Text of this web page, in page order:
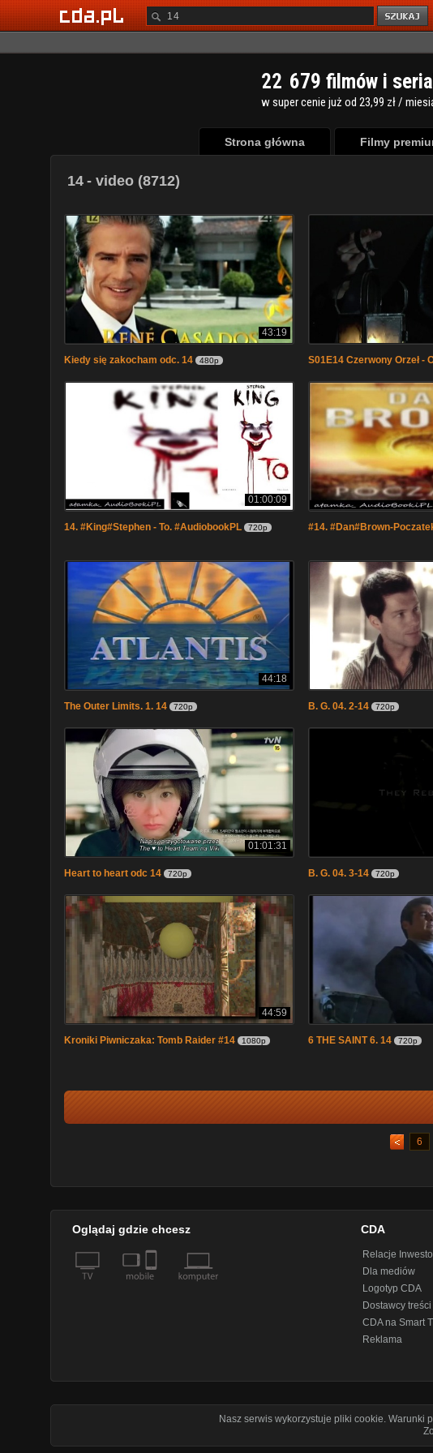
22 679 filmów i
w super cenie już od 23,99 zł /
Strona główna Filmy
14 - video (8712)
43:19
Kiedy się zakocham odc. 14 480p S01E14 Czerwony Orzeł -
01:00:09
14. #King#Stephen - To. #AudiobookPL 720p #14. #Dan#Brown-
44:18
The Outer Limits. 1. 14 720p B. G. 04. 2-14 720p
01:01:31
Heart to heart odc 14 720p B. G. 04. 3-14 720p
44:59
Kroniki Piwniczaka: Tomb Raider #14 1080p 6 THE SAINT 6. 14 720p
6
Oglądaj gdzie chcesz CDA
Relacje
Dla mediów
Logotyp CDA
Dostawcy treści
CDA na Smart
Reklama
Nasz serwis wykorzystuje pliki cookie.